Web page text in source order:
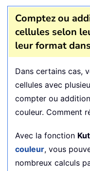
Comptez ou
cellules selon
leur format
Dans certains cas,
cellules avec
compter ou
couleur. Comment
Avec la fonction
couleur, vous
nombreux calculs